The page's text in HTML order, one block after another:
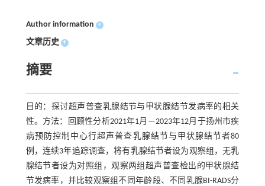
Author information +
文章历史 +
摘要
目的：探讨超声普查乳腺结节与甲状腺结节发病率的相关
性。方法：回顾性分析2021年1月—2023年12月于扬州市疾
病预防控制中心行超声普查乳腺结节与甲状腺结节者80
例，连续3年追踪调查，将有乳腺结节者设为观察组，无乳
腺结节者设为对照组，观察两组超声普查检出的甲状腺结
节发病率，并比较观察组不同年龄段、不同乳腺BI-RADS分